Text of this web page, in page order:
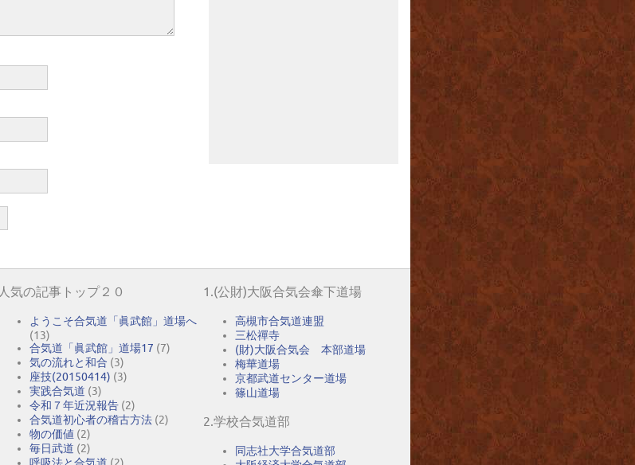
人気の記事トップ２０
ようこそ合気道「眞武館」道場へ
(13)
合気道「眞武館」道場17 (7)
気の流れと和合 (3)
座技(20150414) (3)
実践合気道 (3)
令和７年近況報告 (2)
合気道初心者の稽古方法 (2)
物の価値 (2)
毎日武道 (2)
呼吸法と合気道 (2)
1.(公財)大阪合気会傘下道場
高槻市合気道連盟
三松禪寺
(財)大阪合気会 本部道場
梅華道場
京都武道センター道場
篠山道場
2.学校合気道部
同志社大学合気道部